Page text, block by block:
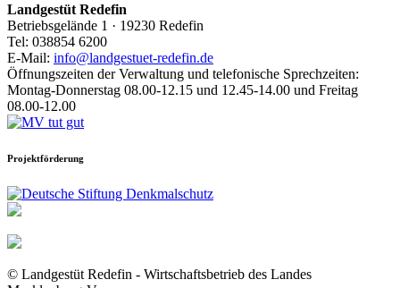
Landgestüt Redefin
Betriebsgelände 1 · 19230 Redefin
Tel: 038854 6200
E-Mail: info@landgestuet-redefin.de
Öffnungszeiten der Verwaltung und telefonische Sprechzeiten:
Montag-Donnerstag 08.00-12.15 und 12.45-14.00 und Freitag
08.00-12.00
Projektförderung
© Landgestüt Redefin - Wirtschaftsbetrieb des Landes